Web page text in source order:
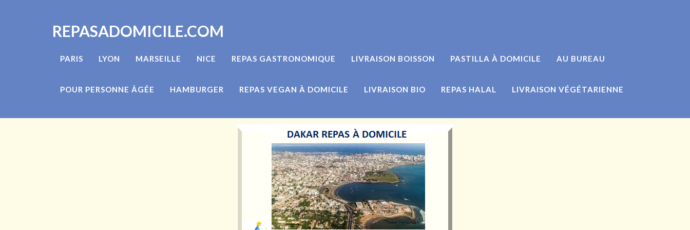
REPASADOMICILE.COM
PARIS LYON MARSEILLE NICE REPAS GASTRONOMIQUE LIVRAISON BOISSON PASTILLA À DOMICILE AU BUREAU
POUR PERSONNE ÂGÉE HAMBURGER REPAS VEGAN À DOMICILE LIVRAISON BIO REPAS HALAL LIVRAISON VÉGÉTARIENNE